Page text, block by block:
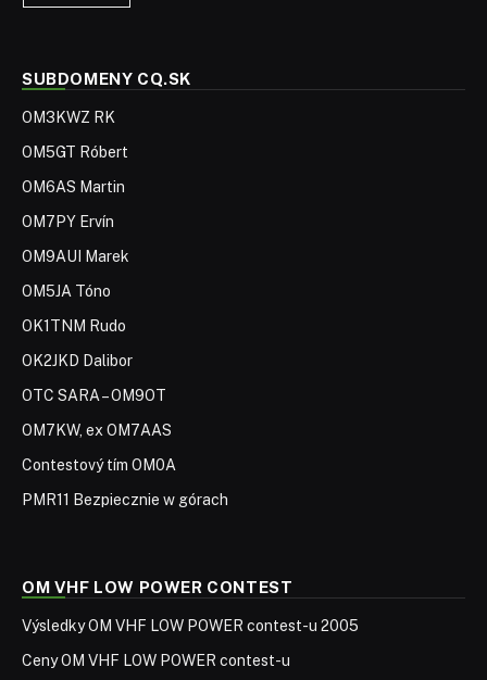
SUBDOMENY CQ.SK
OM3KWZ RK
OM5GT Róbert
OM6AS Martin
OM7PY Ervín
OM9AUI Marek
OM5JA Tóno
OK1TNM Rudo
OK2JKD Dalibor
OTC SARA – OM9OT
OM7KW, ex OM7AAS
Contestový tím OM0A
PMR11 Bezpiecznie w górach
OM VHF LOW POWER CONTEST
Výsledky OM VHF LOW POWER contest-u 2005
Ceny OM VHF LOW POWER contest-u